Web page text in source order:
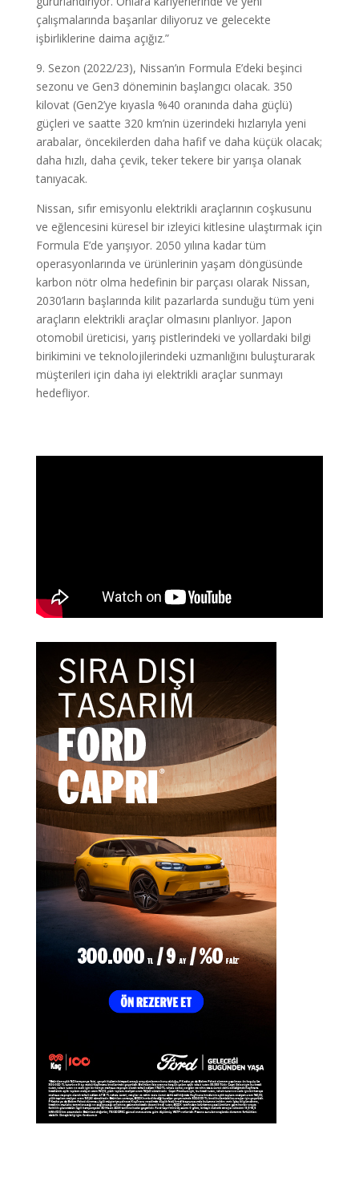
çalışmalarında başarılar diliyoruz ve gelecekte
işbirliklerine daima açığız.”
9. Sezon (2022/23), Nissan’ın Formula E’deki beşinci
sezonu ve Gen3 döneminin başlangıcı olacak. 350
kilovat (Gen2’ye kıyasla %40 oranında daha güçlü)
güçleri ve saatte 320 km’nin üzerindeki hızlarıyla yeni
arabalar, öncekilerden daha hafif ve daha küçük olacak;
daha hızlı, daha çevik, teker tekere bir yarışa olanak
tanıyacak.
Nissan, sıfır emisyonlu elektrikli araçlarının coşkusunu
ve eğlencesini küresel bir izleyici kitlesine ulaştırmak için
Formula E’de yarışıyor. 2050 yılına kadar tüm
operasyonlarında ve ürünlerinin yaşam döngüsünde
karbon nötr olma hedefinin bir parçası olarak Nissan,
2030’ların başlarında kilit pazarlarda sunduğu tüm yeni
araçların elektrikli araçlar olmasını planlıyor. Japon
otomobil üreticisi, yarış pistlerindeki ve yollardaki bilgi
birikimini ve teknolojilerindeki uzmanlığını buluşturarak
müşterileri için daha iyi elektrikli araçlar sunmayı
hedefliyor.